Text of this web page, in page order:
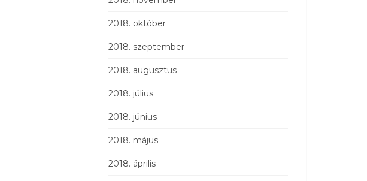
2018. október
2018. szeptember
2018. augusztus
2018. július
2018. június
2018. május
2018. április